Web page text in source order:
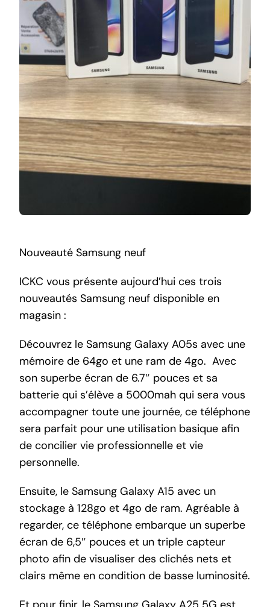
Nouveauté Samsung neuf
ICKC vous présente aujourd’hui ces trois
nouveautés Samsung neuf disponible en
magasin :
Découvrez le Samsung Galaxy A05s avec une
mémoire de 64go et une ram de 4go. Avec
son superbe écran de 6.7″ pouces et sa
batterie qui s’élève a 5000mah qui sera vous
accompagner toute une journée, ce téléphone
sera parfait pour une utilisation basique afin
de concilier vie professionnelle et vie
personnelle.
Ensuite, le Samsung Galaxy A15 avec un
stockage à 128go et 4go de ram. Agréable à
regarder, ce téléphone embarque un superbe
écran de 6,5″ pouces et un triple capteur
photo afin de visualiser des clichés nets et
clairs même en condition de basse luminosité.